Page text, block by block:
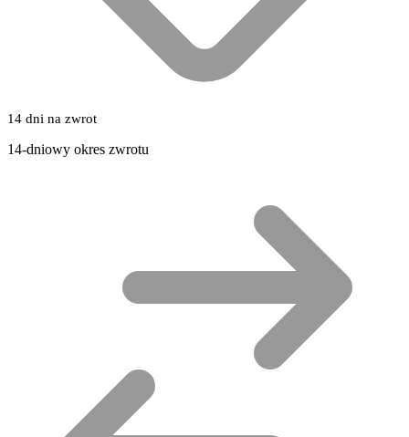
14 dni na zwrot
14-dniowy okres zwrotu